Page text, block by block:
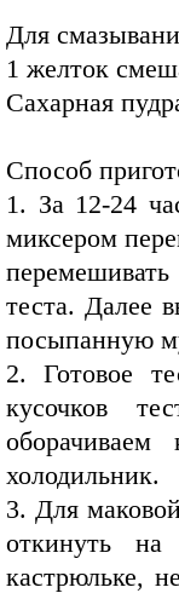
Для
1 желток
Сахарная
Способ
1. За 12-24
миксером
теста. Далее
посыпанную
2. Готовое
кусочков
холодильник.
3. Для
откинуть
кастрюльке,